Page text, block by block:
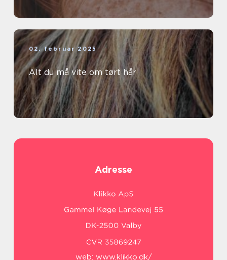
02. februar 2025
Alt du må vite om tørt hår
Adresse
web: www.klikko.dk/